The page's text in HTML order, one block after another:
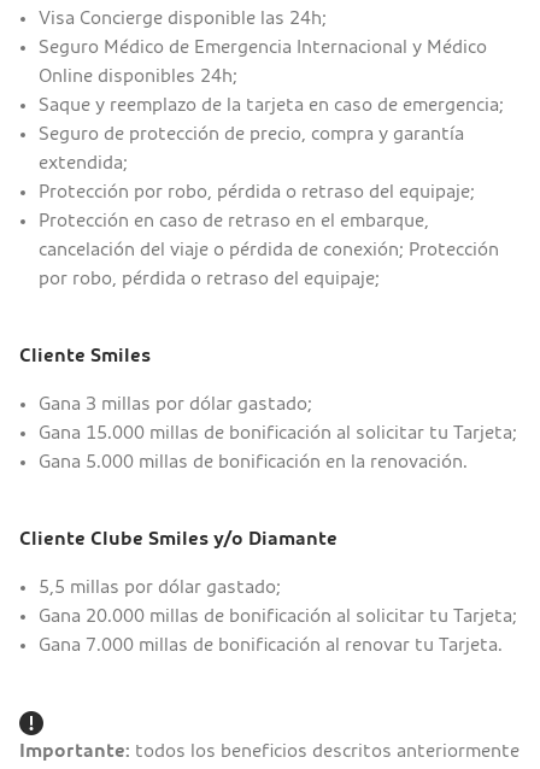
Visa Concierge disponible las 24h;
Seguro Médico de Emergencia Internacional y Médico
Online disponibles 24h;
Saque y reemplazo de la tarjeta en caso de emergencia;
Seguro de protección de precio, compra y garantía
extendida;
Protección por robo, pérdida o retraso del equipaje;
Protección en caso de retraso en el embarque,
cancelación del viaje o pérdida de conexión; Protección
por robo, pérdida o retraso del equipaje;
Cliente Smiles
Gana 3 millas por dólar gastado;
Gana 15.000 millas de bonificación al solicitar tu Tarjeta;
Gana 5.000 millas de bonificación en la renovación.
Cliente Clube Smiles y/o Diamante
5,5 millas por dólar gastado;
Gana 20.000 millas de bonificación al solicitar tu Tarjeta;
Gana 7.000 millas de bonificación al renovar tu Tarjeta.
Importante: todos los beneficios descritos anteriormente